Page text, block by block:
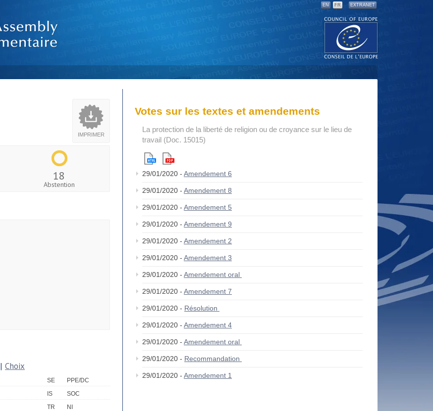
EN FR EXTRANET
IMPRIMER
18
Abstention
| Choix
SE
PPE/DC
IS
SOC
TR
NI
Votes sur les textes et amendements
La protection de la liberté de religion ou de croyance sur le lieu de
travail (Doc. 15015)
29/01/2020 - Amendement 6
29/01/2020 - Amendement 8
29/01/2020 - Amendement 5
29/01/2020 - Amendement 9
29/01/2020 - Amendement 2
29/01/2020 - Amendement 3
29/01/2020 - Amendement oral
29/01/2020 - Amendement 7
29/01/2020 - Résolution
29/01/2020 - Amendement 4
29/01/2020 - Amendement oral
29/01/2020 - Recommandation
29/01/2020 - Amendement 1